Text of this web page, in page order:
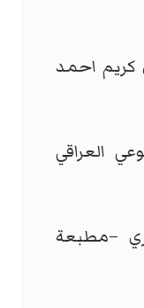
احمد
العراقي
–مطبعة